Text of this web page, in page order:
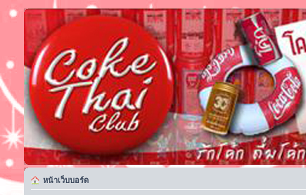
หน้าเว็บบอร์ด